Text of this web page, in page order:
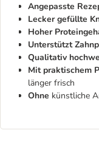
Angepasste
Lecker gefüllte
Hoher
Unterstützt
Qualitativ
Mit praktischem
länger frisch
Ohne künstliche